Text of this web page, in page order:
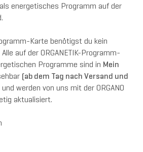
energetisches Programm auf der
Karte benötigst du kein
auf der ORGANETIK-Programm-
Programme sind in Mein
(ab dem Tag nach Versand und
und werden von uns mit der ORGANO
aktualisiert.